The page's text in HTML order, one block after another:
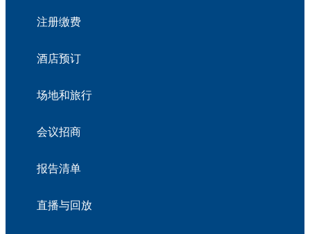
注册缴费
酒店预订
场地和旅行
会议招商
报告清单
直播与回放